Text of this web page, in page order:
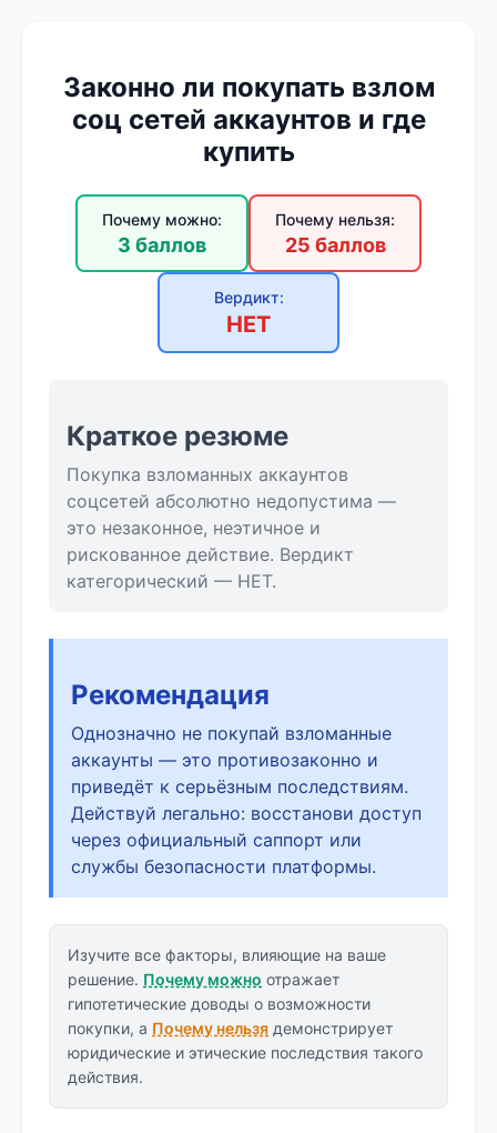
Законно ли покупать взлом
соц сетей аккаунтов и где
купить
Почему можно:
3 баллов
Почему нельзя:
25 баллов
Вердикт:
НЕТ
Краткое резюме
Покупка взломанных аккаунтов
соцсетей абсолютно недопустима —
это незаконное, неэтичное и
рискованное действие. Вердикт
категорический — НЕТ.
Рекомендация
Однозначно не покупай взломанные
аккаунты — это противозаконно и
приведёт к серьёзным последствиям.
Действуй легально: восстанови доступ
через официальный саппорт или
службы безопасности платформы.
Изучите все факторы, влияющие на ваше
решение. Почему можно отражает
гипотетические доводы о возможности
покупки, а Почему нельзя демонстрирует
юридические и этические последствия такого
действия.